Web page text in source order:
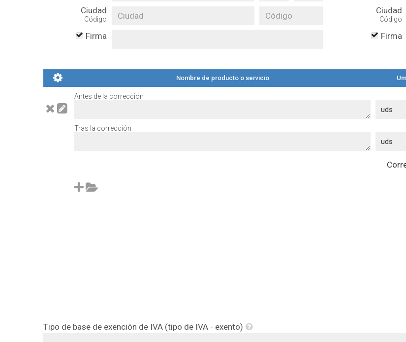
Ciudad
Código
Firma
Ciudad
Código
Firma
Nombre de producto o servicio Um
Antes de la corrección
uds
Tras la corrección
uds
Tipo de base de exención de IVA (tipo de IVA - exento)